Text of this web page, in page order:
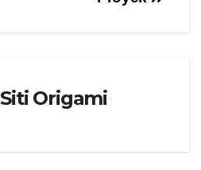
Siti Origami